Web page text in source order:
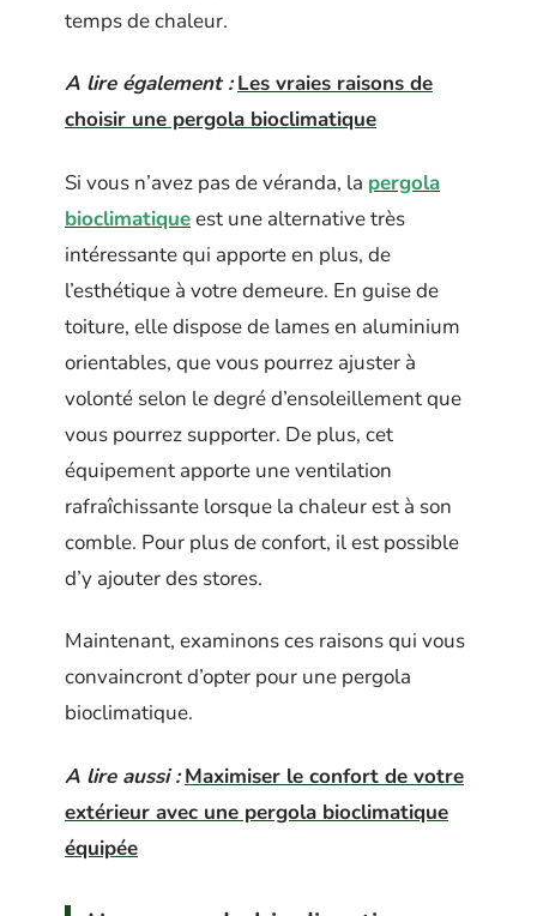
temps de chaleur.
A lire également : Les vraies raisons de
choisir une pergola bioclimatique
Si vous n’avez pas de véranda, la pergola
bioclimatiqueest une alternative très
intéressante qui apporte en plus, de
l’esthétique à votre demeure. En guise de
toiture, elle dispose de lames en aluminium
orientables, que vous pourrez ajuster à
volonté selon le degré d’ensoleillement que
vous pourrez supporter. De plus, cet
équipement apporte une ventilation
rafraîchissante lorsque la chaleur est à son
comble. Pour plus de confort, il est possible
d’y ajouter des stores.
Maintenant, examinons ces raisons qui vous
convaincront d’opter pour une pergola
bioclimatique.
A lire aussi : Maximiser le confort de votre
extérieur avec une pergola bioclimatique
équipée